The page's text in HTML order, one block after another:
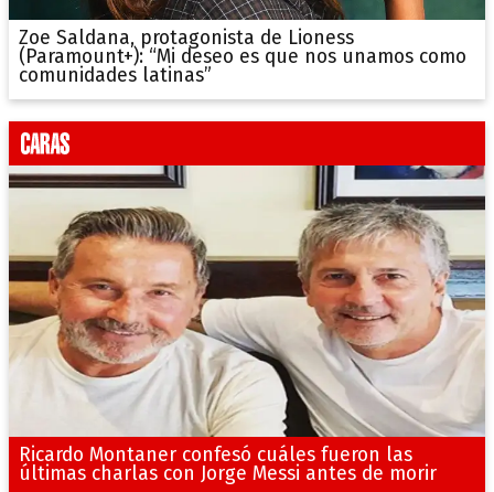
Zoe Saldana, protagonista de Lioness
(Paramount+): “Mi deseo es que nos unamos como
comunidades latinas”
Ricardo Montaner confesó cuáles fueron las
últimas charlas con Jorge Messi antes de morir